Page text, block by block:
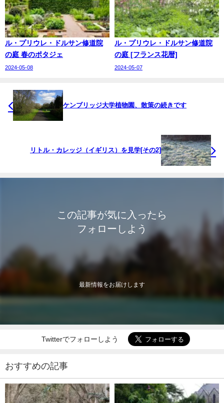
ル・プリウレ・ドルサン修道院
の庭 春のポタジェ
2024-05-08
ル・プリウレ・ドルサン修道院
の庭 [フランス花暦]
2024-05-07
ケンブリッジ大学植物園、散策の続きです
リトル・カレッジ（イギリス）を見学[その2]
この記事が気に入ったら
フォローしよう
最新情報をお届けします
Twitterでフォローしよう
おすすめの記事